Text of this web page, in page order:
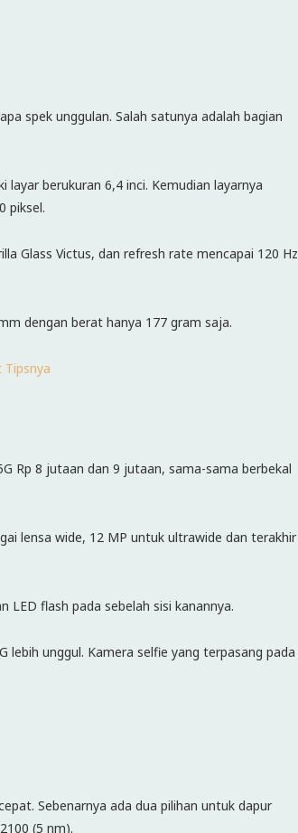
spek unggulan. Salah satunya adalah bagian
berukuran 6,4 inci. Kemudian layarnya
piksel.
Glass Victus, dan refresh rate mencapai 120 Hz
dengan berat hanya 177 gram saja.
Rp 8 jutaan dan 9 jutaan, sama-sama berbekal
lensa wide, 12 MP untuk ultrawide dan terakhir
flash pada sebelah sisi kanannya.
lebih unggul. Kamera selfie yang terpasang pada
Sebenarnya ada dua pilihan untuk dapur
(5 nm).